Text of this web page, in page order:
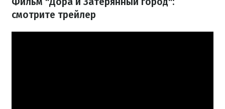
смотрите трейлер